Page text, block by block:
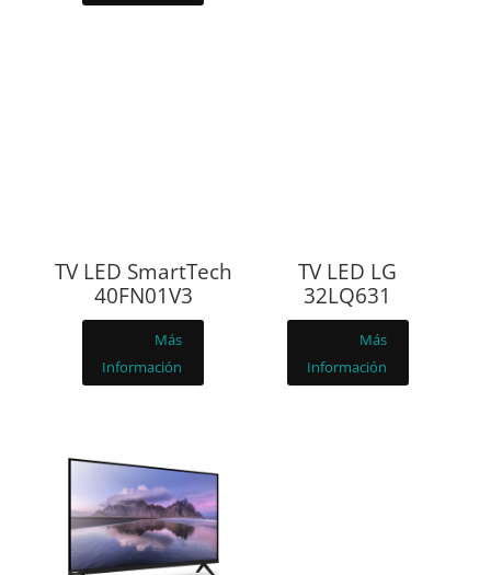
TV LED SmartTech
40FN01V3
Más
Información
TV LED LG
32LQ631
Más
Información